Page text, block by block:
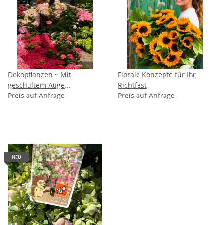
Dekopflanzen ~ Mit
geschultem Auge
ausgewählt – für einen
Preis auf Anfrage
Florale Konzepte für Ihr
Richtfest
Preis auf Anfrage
NEU